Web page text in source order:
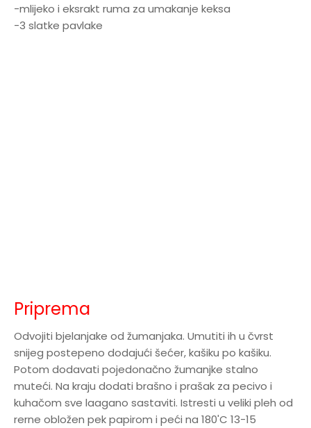
-mlijeko i eksrakt ruma za umakanje keksa
-3 slatke pavlake
Priprema
Odvojiti bjelanjake od žumanjaka. Umutiti ih u čvrst
snijeg postepeno dodajući šećer, kašiku po kašiku.
Potom dodavati pojedonačno žumanjke stalno
muteći. Na kraju dodati brašno i prašak za pecivo i
kuhačom sve laagano sastaviti. Istresti u veliki pleh od
rerne obložen pek papirom i peći na 180'C 13-15